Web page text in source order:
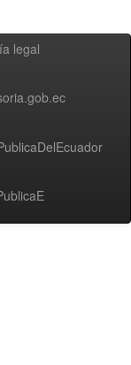
legal